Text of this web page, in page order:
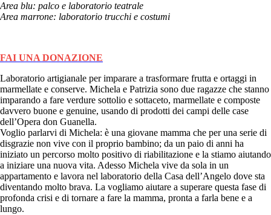
Area blu: palco e laboratorio teatrale
Area marrone: laboratorio trucchi e costumi
FAI UNA DONAZIONE
Laboratorio artigianale per imparare a trasformare frutta e ortaggi in
marmellate e conserve. Michela e Patrizia sono due ragazze che stanno
imparando a fare verdure sottolio e sottaceto, marmellate e composte
davvero buone e genuine, usando di prodotti dei campi delle case
dell’Opera don Guanella.
Voglio parlarvi di Michela: è una giovane mamma che per una serie di
disgrazie non vive con il proprio bambino; da un paio di anni ha
iniziato un percorso molto positivo di riabilitazione e la stiamo aiutando
a iniziare una nuova vita. Adesso Michela vive da sola in un
appartamento e lavora nel laboratorio della Casa dell’Angelo dove sta
diventando molto brava. La vogliamo aiutare a superare questa fase di
profonda crisi e di tornare a fare la mamma, pronta a farla bene e a
lungo.